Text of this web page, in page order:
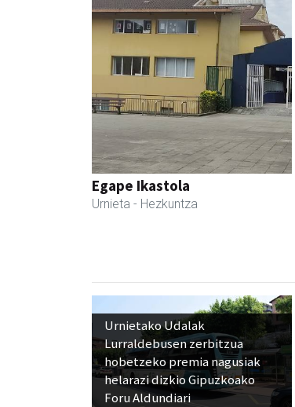
Egape Ikastola
Urnieta - Hezkuntza
Urnietako Udalak
Lurraldebusen zerbitzua
hobetzeko premia nagusiak
helarazi dizkio Gipuzkoako
Foru Aldundiari